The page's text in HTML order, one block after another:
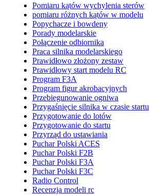
Pomiaru kątów wychylenia sterów
pomiaru różnych kątów w modelu
Popychacze i bowdeny
Porady modelarskie
Połączenie odbiornika
Praca silnika modelarskiego
Prawidłowo złożony zestaw
Prawidłowy start modelu RC
Program F3A
Program figur akrobacyjnych
Przebiegunowanie ogniwa
Przygaśnięcie silnika w czasie startu
Przygotowanie do lotów
Przygotowanie do startu
Przyrząd do ustawiania
Puchar Polski ACES
Puchar Polski F2B
Puchar Polski F3A
Puchar Polski F3C
Radio Control
Recenzja modeli rc